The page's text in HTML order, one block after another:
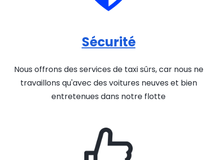
Sécurité
Nous offrons des services de taxi sûrs, car nous ne
travaillons qu'avec des voitures neuves et bien
entretenues dans notre flotte